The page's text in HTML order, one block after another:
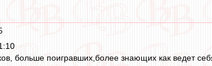
больше поигравших,более знающих как ведет